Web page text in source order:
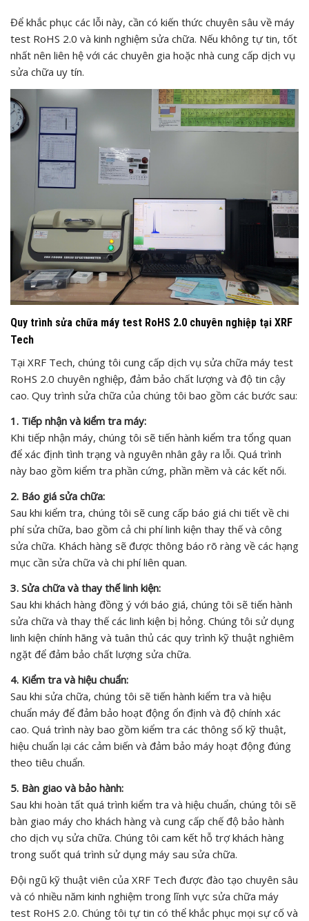
Để khắc phục các lỗi này, cần có kiến thức chuyên sâu về máy
test RoHS 2.0 và kinh nghiệm sửa chữa. Nếu không tự tin, tốt
nhất nên liên hệ với các chuyên gia hoặc nhà cung cấp dịch vụ
sửa chữa uy tín.
Quy trình sửa chữa máy test RoHS 2.0 chuyên nghiệp tại XRF
Tech
Tại XRF Tech, chúng tôi cung cấp dịch vụ sửa chữa máy test
RoHS 2.0 chuyên nghiệp, đảm bảo chất lượng và độ tin cậy
cao. Quy trình sửa chữa của chúng tôi bao gồm các bước sau:
1. Tiếp nhận và kiểm tra máy:
Khi tiếp nhận máy, chúng tôi sẽ tiến hành kiểm tra tổng quan
để xác định tình trạng và nguyên nhân gây ra lỗi. Quá trình
này bao gồm kiểm tra phần cứng, phần mềm và các kết nối.
2. Báo giá sửa chữa:
Sau khi kiểm tra, chúng tôi sẽ cung cấp báo giá chi tiết về chi
phí sửa chữa, bao gồm cả chi phí linh kiện thay thế và công
sửa chữa. Khách hàng sẽ được thông báo rõ ràng về các hạng
mục cần sửa chữa và chi phí liên quan.
3. Sửa chữa và thay thế linh kiện:
Sau khi khách hàng đồng ý với báo giá, chúng tôi sẽ tiến hành
sửa chữa và thay thế các linh kiện bị hỏng. Chúng tôi sử dụng
linh kiện chính hãng và tuân thủ các quy trình kỹ thuật nghiêm
ngặt để đảm bảo chất lượng sửa chữa.
4. Kiểm tra và hiệu chuẩn:
Sau khi sửa chữa, chúng tôi sẽ tiến hành kiểm tra và hiệu
chuẩn máy để đảm bảo hoạt động ổn định và độ chính xác
cao. Quá trình này bao gồm kiểm tra các thông số kỹ thuật,
hiệu chuẩn lại các cảm biến và đảm bảo máy hoạt động đúng
theo tiêu chuẩn.
5. Bàn giao và bảo hành:
Sau khi hoàn tất quá trình kiểm tra và hiệu chuẩn, chúng tôi sẽ
bàn giao máy cho khách hàng và cung cấp chế độ bảo hành
cho dịch vụ sửa chữa. Chúng tôi cam kết hỗ trợ khách hàng
trong suốt quá trình sử dụng máy sau sửa chữa.
Đội ngũ kỹ thuật viên của XRF Tech được đào tạo chuyên sâu
và có nhiều năm kinh nghiệm trong lĩnh vực sửa chữa máy
test RoHS 2.0. Chúng tôi tự tin có thể khắc phục mọi sự cố và